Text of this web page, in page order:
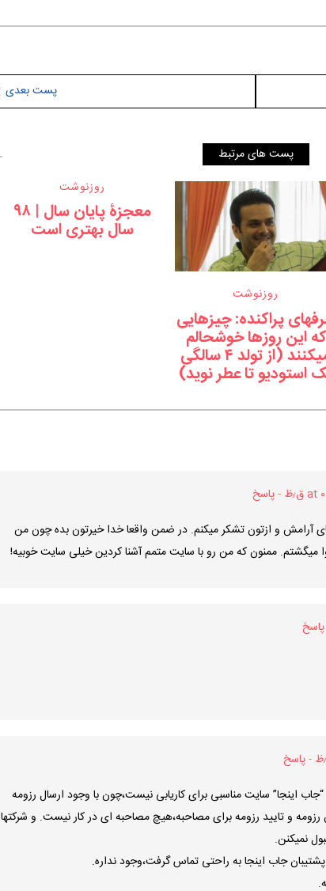
پست بعدی
پست های مرتبط
روزنوشت
پراکنده: چیزهایی
که این روزها خوشحالم
میکنند (از تولد ۴ سالگی
استودیو تا عطر نوید)
روزنوشت
معجزۀ پایان سال | ۹۸
سال بهتری است
پاسخ
آرامش و ازتون تشکر میکنم. در ضمن واقعا خدا خیرتون بده چون من
میگشتم. ممنون که من رو با سایت متمم آشنا کردین خیلی سایت خوبیه!
پاسخ
پاسخ
اینجا” سایت مناسبی برای کاریابی نیست،چون با وجود ارسال رزومه
رزومه و تایید رزومه برای مصاحبه،هیچ مصاحبه ای در کار نیست. و شرکتها
نمیکنن.
جاب اینجا به راحتی تماس گرفت،وجود نداره.